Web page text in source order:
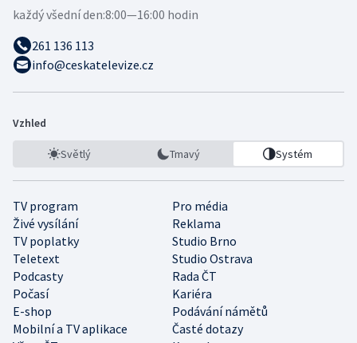
každý všední den:8:00—16:00 hodin
261 136 113
info@ceskatelevize.cz
Vzhled
Světlý Tmavý Systém
TV program
Pro média
Živé vysílání
Reklama
TV poplatky
Studio Brno
Teletext
Studio Ostrava
Podcasty
Rada ČT
Počasí
Kariéra
E-shop
Podávání námětů
Mobilní a TV aplikace
Časté dotazy